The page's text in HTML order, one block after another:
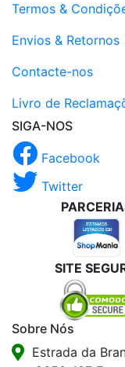
Termos &
Envios & Retornos
Contacte-nos
Livro de
SIGA-NOS
Facebook
Twitter
SITE
Sobre Nós
Estrada da